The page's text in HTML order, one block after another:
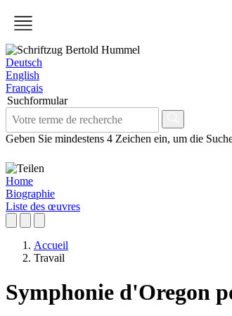
Deutsch
English
Français
Suchformular
Geben Sie mindestens 4 Zeichen ein, um die
Home
Biographie
Liste des œuvres
Accueil
Travail
Symphonie d'Oregon